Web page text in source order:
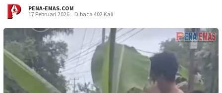
PENA-EMAS.COM
17 Februari 2026
Dibaca 402 Kali